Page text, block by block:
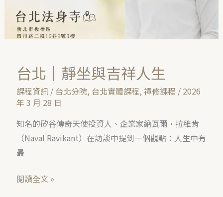
台北｜靜坐與吉祥人生
課程資訊/ 台北分院, 台北實體課程, 禪修課程 / 2026
年 3 月 28 日
知名的矽谷傳奇天使投資人、企業家納瓦爾·拉維肯
（Naval Ravikant）在訪談中提到一個觀點：人生中有
最
生
閱讀全文 »